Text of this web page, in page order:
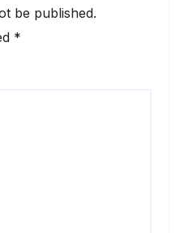
be published.
*